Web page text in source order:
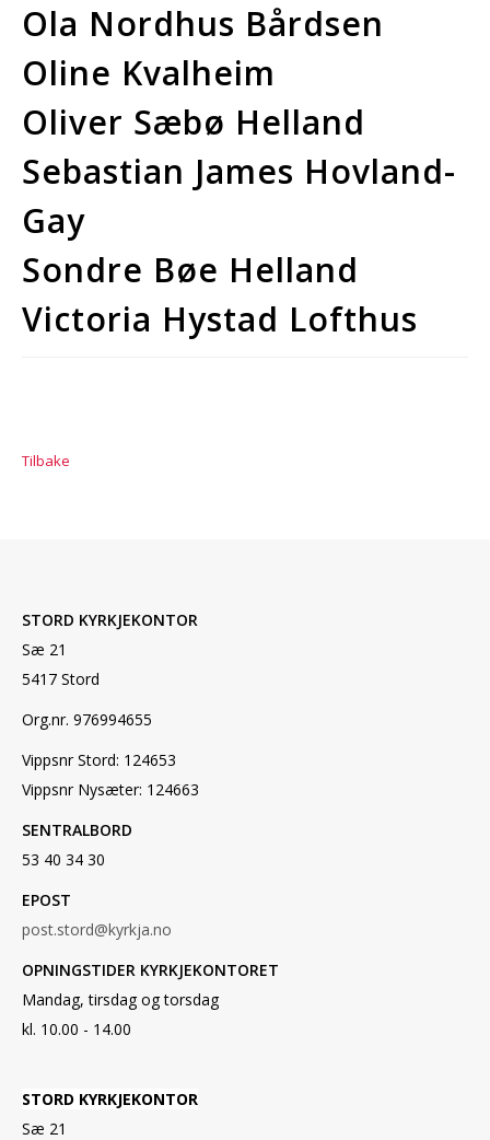
Ola Nordhus Bårdsen
Oline Kvalheim
Oliver Sæbø Helland
Sebastian James Hovland-
Gay
Sondre Bøe Helland
Victoria Hystad Lofthus
Tilbake
STORD KYRKJEKONTOR
Sæ 21
5417 Stord
Org.nr. 976994655
Vippsnr Stord: 124653
Vippsnr Nysæter: 124663
SENTRALBORD
53 40 34 30
EPOST
post.stord@kyrkja.no
OPNINGSTIDER KYRKJEKONTORET
Mandag, tirsdag og torsdag
kl. 10.00 - 14.00
STORD KYRKJEKONTOR
Sæ 21